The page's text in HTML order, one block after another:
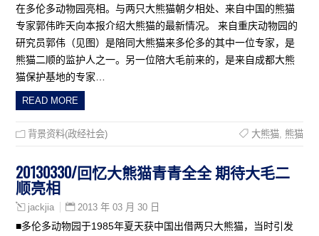
在多伦多动物园亮相。与两只大熊猫朝夕相处、来自中国的熊猫
专家郭伟昨天向本报介绍大熊猫的最新情况。 来自重庆动物园的
研究员郭伟（见图）是陪同大熊猫来多伦多的其中一位专家，是
熊猫二顺的监护人之一。另一位陪大毛前来的，是来自成都大熊
猫保护基地的专家…
READ MORE
背景资料(政经社会) 大熊猫, 熊猫
20130330/回忆大熊猫青青全全 期待大毛二
顺亮相
jackjia 2013 年 03 月 30 日
■多伦多动物园于1985年夏天获中国出借两只大熊猫，当时引发